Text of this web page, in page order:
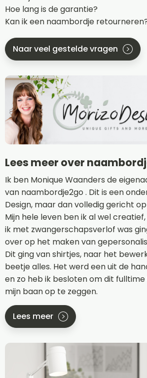
Hoe lang is de garantie?
Kan ik een naambordje
Naar veel gestelde vragen
Lees meer over
Ik ben Monique Waanders de
van naambordje2go . Dit is een
Design, maar dan volledig gericht
Mijn hele leven ben ik al wel
ik met zwangerschapsverlof was
over op het maken van
Dit ging van shirtjes, naar het
beetje alles. Het werd een uit de
en zo heb ik besloten om dit
mijn baan op te zeggen.
Lees meer